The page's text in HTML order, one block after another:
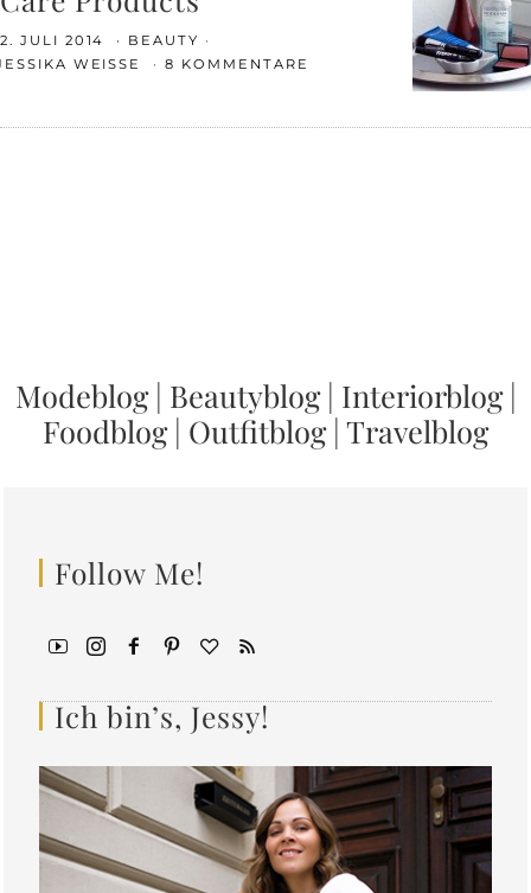
2. JULI 2014
BEAUTY
WEISSE
8 KOMMENTARE
Modeblog| Beautyblog| Interiorblog|
Foodblog| Outfitblog| Travelblog
Follow Me!
Ich bin’s, Jessy!